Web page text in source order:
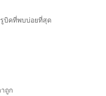
บิคที่พบบ่อยที่สุด
ถูก